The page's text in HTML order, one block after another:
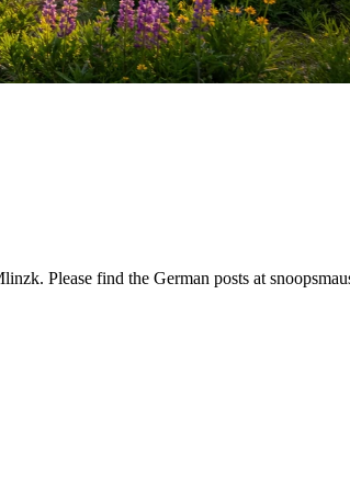
Please find the German posts at